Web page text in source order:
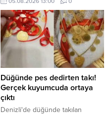
piyasasına dönüyor. Merkez
bankası, altın rezervlerini
muhafaza ettiği fiziki depolama
noktalarını da çeşitlendirmeyi
hedefliyor.
Düğünde pes dedirten takı!
Gerçek kuyumcuda ortaya
çıktı
Denizli'de düğünde takılan